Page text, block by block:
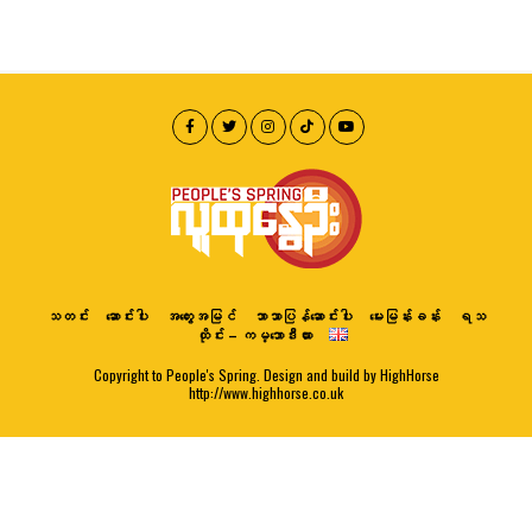
သတင်း ဆောင်းပါး အတွေးအမြင် ဘာသာပြန်ဆောင်းပါး မေးမြန်းခန်း
ရသ
ထိုင်း – ကမ္ဘောဒီးယား
Copyright to People's Spring. Design and build by HighHorse
http://www.highhorse.co.uk